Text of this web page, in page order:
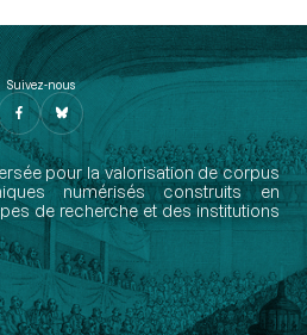
Suivez-nous
pour la valorisation de corpus
numérisés construits en
de recherche et des institutions